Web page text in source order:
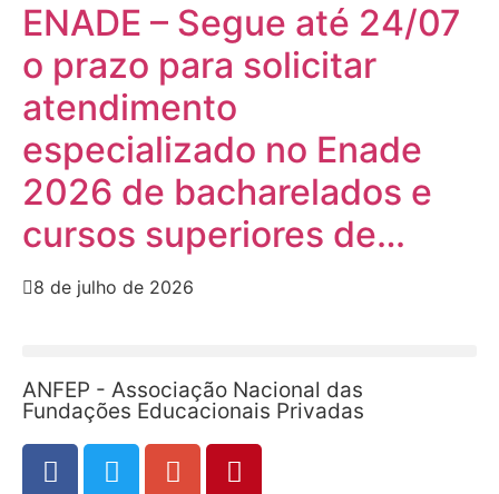
ENADE – Segue até 24/07
o prazo para solicitar
atendimento
especializado no Enade
2026 de bacharelados e
cursos superiores de…
8 de julho de 2026
ANFEP - Associação Nacional das
Fundações Educacionais Privadas